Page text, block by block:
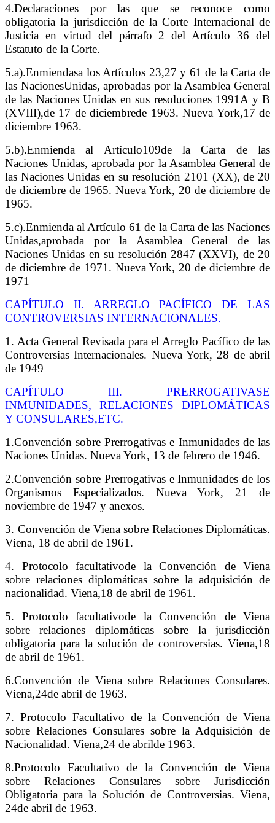
4.Declaraciones por las que se reconoce como
obligatoria la jurisdicción de la Corte Internacional de
Justicia en virtud del párrafo 2 del Artículo 36 del
Estatuto de la Corte.
5.a).Enmiendasa los Artículos 23,27 y 61 de la Carta de
las NacionesUnidas, aprobadas por la Asamblea General
de las Naciones Unidas en sus resoluciones 1991A y B
(XVIII),de 17 de diciembrede 1963. Nueva York,17 de
diciembre 1963.
5.b).Enmienda al Artículo109de la Carta de las
Naciones Unidas, aprobada por la Asamblea General de
las Naciones Unidas en su resolución 2101 (XX), de 20
de diciembre de 1965. Nueva York, 20 de diciembre de
1965.
5.c).Enmienda al Artículo 61 de la Carta de las Naciones
Unidas,aprobada por la Asamblea General de las
Naciones Unidas en su resolución 2847 (XXVI), de 20
de diciembre de 1971. Nueva York, 20 de diciembre de
1971
CAPÍTULO II. ARREGLO PACÍFICO DE LAS
CONTROVERSIAS INTERNACIONALES.
1. Acta General Revisada para el Arreglo Pacífico de las
Controversias Internacionales. Nueva York, 28 de abril
de 1949
CAPÍTULO III. PRERROGATIVASE
INMUNIDADES, RELACIONES DIPLOMÁTICAS
Y CONSULARES,ETC.
1.Convención sobre Prerrogativas e Inmunidades de las
Naciones Unidas. Nueva York, 13 de febrero de 1946.
2.Convención sobre Prerrogativas e Inmunidades de los
Organismos Especializados. Nueva York, 21 de
noviembre de 1947 y anexos.
3. Convención de Viena sobre Relaciones Diplomáticas.
Viena, 18 de abril de 1961.
4. Protocolo facultativode la Convención de Viena
sobre relaciones diplomáticas sobre la adquisición de
nacionalidad. Viena,18 de abril de 1961.
5. Protocolo facultativode la Convención de Viena
sobre relaciones diplomáticas sobre la jurisdicción
obligatoria para la solución de controversias. Viena,18
de abril de 1961.
6.Convención de Viena sobre Relaciones Consulares.
Viena,24de abril de 1963.
7. Protocolo Facultativo de la Convención de Viena
sobre Relaciones Consulares sobre la Adquisición de
Nacionalidad. Viena,24 de abrilde 1963.
8.Protocolo Facultativo de la Convención de Viena
sobre Relaciones Consulares sobre Jurisdicción
Obligatoria para la Solución de Controversias. Viena,
24de abril de 1963.